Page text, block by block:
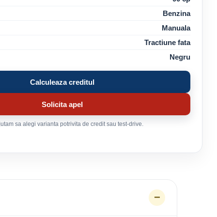
Benzina
Manuala
Tractiune fata
Negru
Calculeaza creditul
Solicita apel
sa alegi varianta potrivita de credit sau test-drive.
−